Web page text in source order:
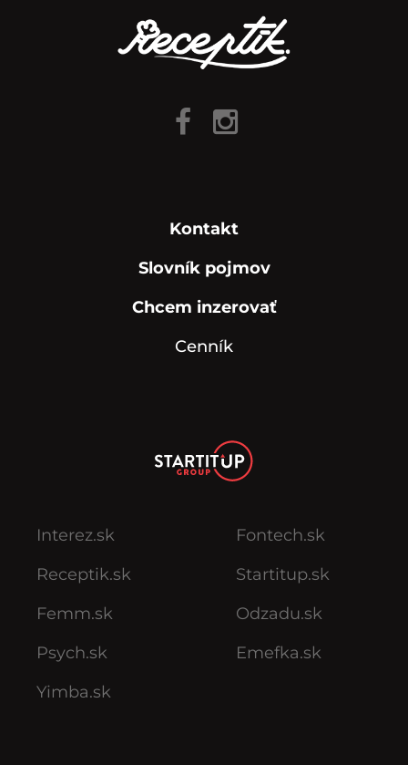
Kontakt
Slovník pojmov
Chcem inzerovať
Cenník
Interez.sk
Receptik.sk
Femm.sk
Psych.sk
Yimba.sk
Fontech.sk
Startitup.sk
Odzadu.sk
Emefka.sk